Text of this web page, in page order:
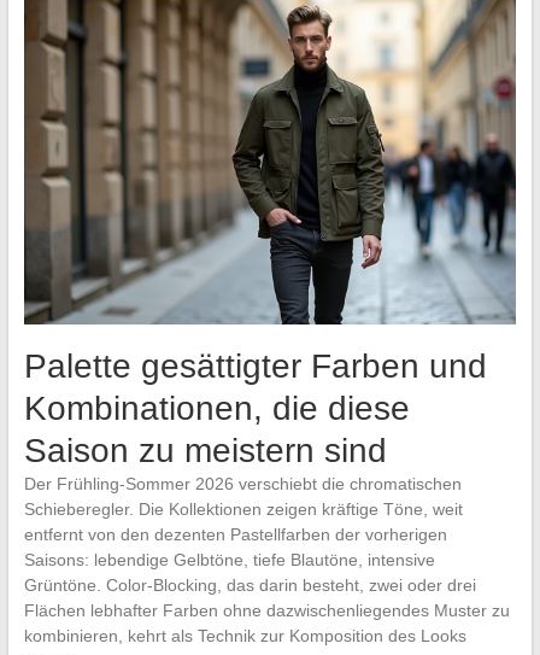
Palette gesättigter Farben und
Kombinationen, die diese
Saison zu meistern sind
Der Frühling-Sommer 2026 verschiebt die chromatischen
Schieberegler. Die Kollektionen zeigen kräftige Töne, weit
entfernt von den dezenten Pastellfarben der vorherigen
Saisons: lebendige Gelbtöne, tiefe Blautöne, intensive
Grüntöne. Color-Blocking, das darin besteht, zwei oder drei
Flächen lebhafter Farben ohne dazwischenliegendes Muster zu
kombinieren, kehrt als Technik zur Komposition des Looks